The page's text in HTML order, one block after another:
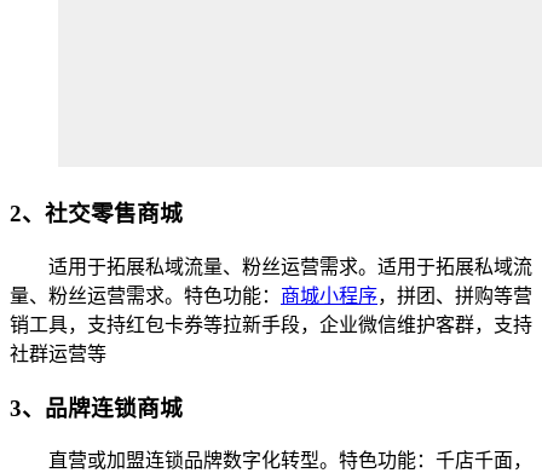
2、社交零售商城
适用于拓展私域流量、粉丝运营需求。适用于拓展私域流
量、粉丝运营需求。特色功能： 商城小程序，拼团、拼购等营
销工具，支持红包卡券等拉新手段，企业微信维护客群，支持
社群运营等
3、品牌连锁商城
直营或加盟连锁品牌数字化转型。特色功能：千店千面，